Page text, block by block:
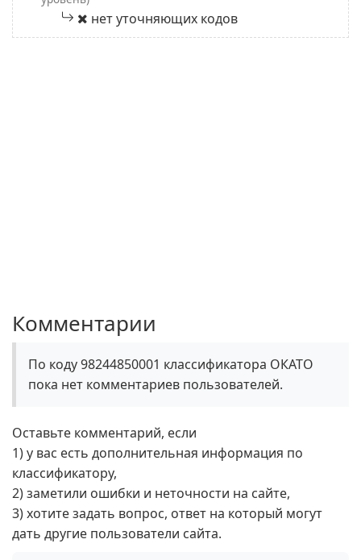
нет уточняющих кодов
Комментарии
По коду 98244850001 классификатора ОКАТО
пока нет комментариев пользователей.
Оставьте комментарий, если
1) у вас есть дополнительная информация по
классификатору,
2) заметили ошибки и неточности на сайте,
3) хотите задать вопрос, ответ на который могут
дать другие пользователи сайта.